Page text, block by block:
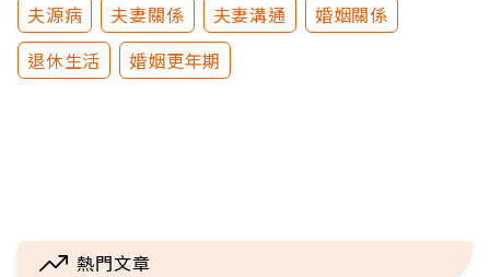
夫源病
夫妻關係 夫妻溝通
婚姻關係
退休生活
婚姻更年期
熱門文章